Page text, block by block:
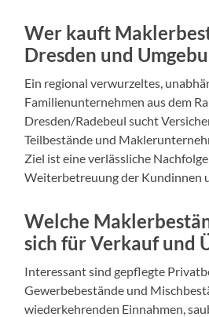
Wer kauft
Dresden und
Ein regional verwurzeltes,
Familienunternehmen aus dem
Dresden/Radebeul sucht
Teilbestände und
Ziel ist eine verlässliche
Weiterbetreuung der Kundinnen
Welche
sich für Verkauf und
Interessant sind gepflegte
Gewerbebestände und
wiederkehrenden Einnahmen,